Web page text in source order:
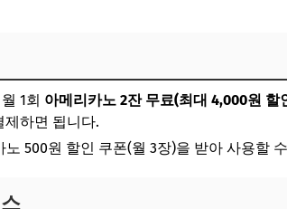
1회 아메리카노 2잔 무료(최대 4,000원 할
제하면 됩니다.
노 500원 할인 쿠폰(월 3장)을 받아 사용할